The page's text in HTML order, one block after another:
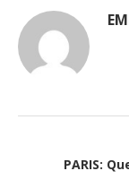
PARIS: